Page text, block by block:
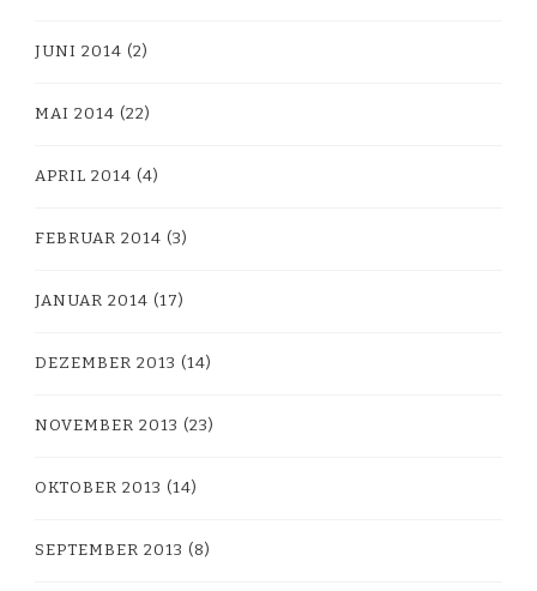
JUNI 2014 (2)
MAI 2014 (22)
APRIL 2014 (4)
FEBRUAR 2014 (3)
JANUAR 2014 (17)
DEZEMBER 2013 (14)
NOVEMBER 2013 (23)
OKTOBER 2013 (14)
SEPTEMBER 2013 (8)